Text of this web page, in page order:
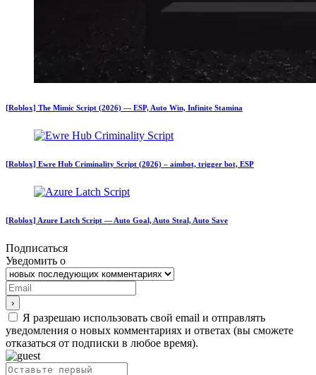
[Roblox] The Mimic Script (2026) — ESP, Auto Win, Infinite Stamina
[Roblox] Ewre Hub Criminality Script (2026) – aimbot, trigger bot, ESP
[Roblox] Azure Latch Script — Auto Goal, Auto Steal, Auto Save
Подписаться
Уведомить о
Я разрешаю использовать свой email и отправлять
уведомления о новых комментариях и ответах (вы cможете
отказаться от подписки в любое время).